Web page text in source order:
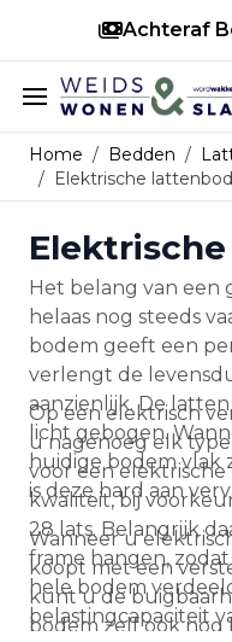
Achteraf
Ga naar de inhoud
Home / Bedden /
/ Elektrische
Het belang van
helaas nog steeds
bodem geeft een
verlengt de
aanzienlijk. De
licht gebogen.
huidige bodem vlak
is deze hard aan
Op een elektrisch
u nagenoeg elk type
voor een
kwaliteit, bij
28 lats. Belangrijk
frame hangen,
hele bodem
belastingcapaciteit
Wanneer u
koopt met een
kunt u de
bodem zelf ook nog